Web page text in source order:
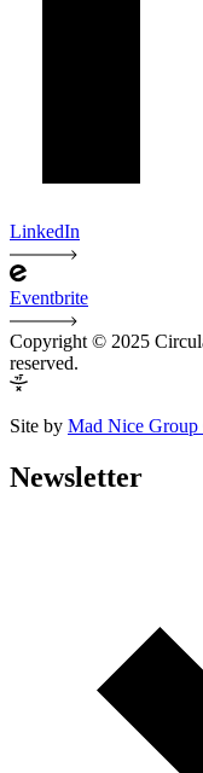
LinkedIn
Eventbrite
Copyright © 2025
reserved.
Site by Mad Nice Group
Newsletter